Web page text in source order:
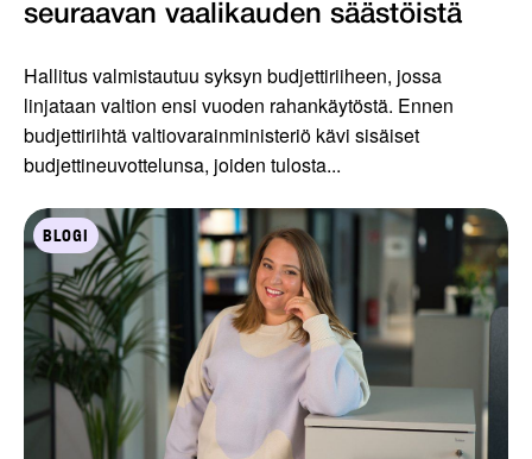
seuraavan vaalikauden säästöistä
Hallitus valmistautuu syksyn budjettiriiheen, jossa
linjataan valtion ensi vuoden rahankäytöstä. Ennen
budjettiriihtä valtiovarainministeriö kävi sisäiset
budjettineuvottelunsa, joiden tulosta...
BLOGI